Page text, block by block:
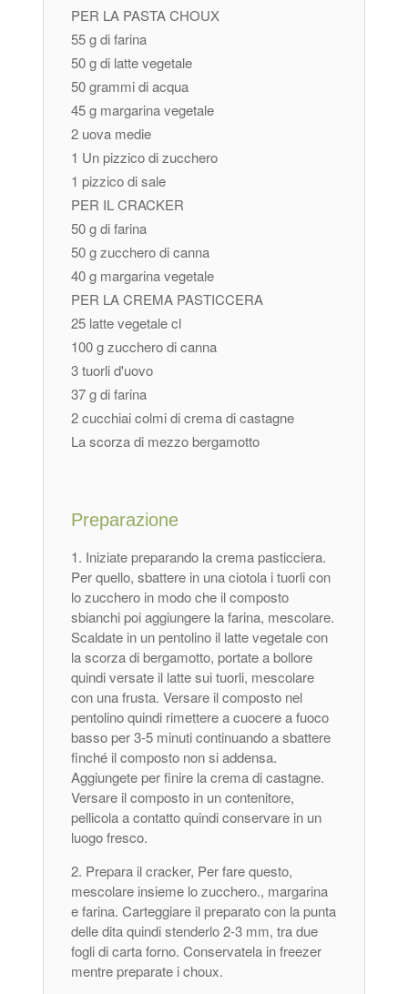
PER LA PASTA CHOUX
55 g di farina
50 g di latte vegetale
50 grammi di acqua
45 g margarina vegetale
2 uova medie
1 Un pizzico di zucchero
1 pizzico di sale
PER IL CRACKER
50 g di farina
50 g zucchero di canna
40 g margarina vegetale
PER LA CREMA PASTICCERA
25 latte vegetale cl
100 g zucchero di canna
3 tuorli d'uovo
37 g di farina
2 cucchiai colmi di crema di castagne
La scorza di mezzo bergamotto
Preparazione
Iniziate preparando la crema pasticciera.
Per quello, sbattere in una ciotola i tuorli con
lo zucchero in modo che il composto
sbianchi poi aggiungere la farina, mescolare.
Scaldate in un pentolino il latte vegetale con
la scorza di bergamotto, portate a bollore
quindi versate il latte sui tuorli, mescolare
con una frusta. Versare il composto nel
pentolino quindi rimettere a cuocere a fuoco
basso per 3-5 minuti continuando a sbattere
finché il composto non si addensa.
Aggiungete per finire la crema di castagne.
Versare il composto in un contenitore,
pellicola a contatto quindi conservare in un
luogo fresco.
Prepara il cracker, Per fare questo,
mescolare insieme lo zucchero., margarina
e farina. Carteggiare il preparato con la punta
delle dita quindi stenderlo 2-3 mm, tra due
fogli di carta forno. Conservatela in freezer
mentre preparate i choux.